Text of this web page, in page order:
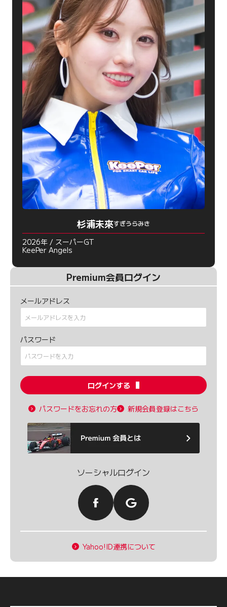
杉浦未來すぎうらみき
2026年 / スーパーGT
KeePer Angels
Premium会員ログイン
メールアドレス
パスワード
ログインする
パスワードをお忘れの方 新規会員登録はこちら
ソーシャルログイン
Yahoo!ID連携について